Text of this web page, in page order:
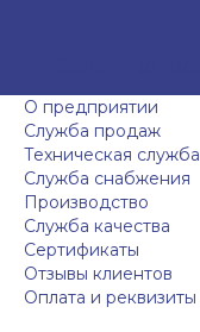
О предприятии
Служба продаж
Техническая служба
Служба снабжения
Производство
Служба качества
Сертификаты
Отзывы клиентов
Оплата и реквизиты